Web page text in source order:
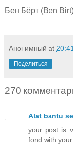
Бен Бёрт (Ben
Анонимный at
Поделиться
270
Alat bantu
your post is
fond with